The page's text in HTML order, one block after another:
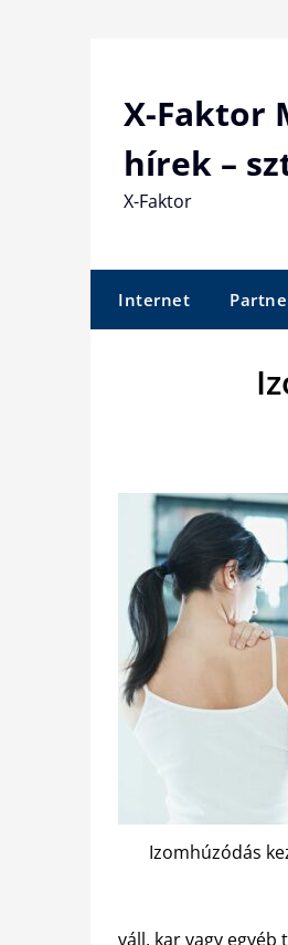
X-Faktor
hírek –
X-Faktor
Internet
Izomhúzódás
váll, kar vagy